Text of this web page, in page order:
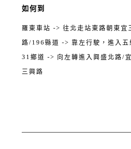
如何到
羅東車站 -> 往北走站東路朝東宜
路/196縣道 -> 靠左行駛，進入
31鄉道 -> 向左轉進入興盛北路/
三興路